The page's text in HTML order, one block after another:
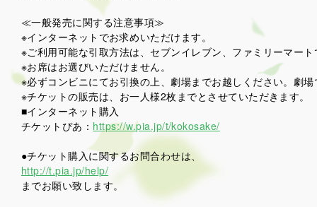
≪一般発売に関する注意事項≫
※インターネットでお求めいただけます。
※ご利用可能な引取方法は、セブンイレブン、ファミリーマー
※お席はお選びいただけません。
※必ずコンビニにてお引換の上、劇場までお越しください。劇
※チケットの販売は、お一人様2枚までとさせていただきます。
■インターネット購入
チケットぴあ： https://w.pia.jp/t/kokosake/
●チケット購入に関するお問合わせは、
http://t.pia.jp/help/
までお願い致します。